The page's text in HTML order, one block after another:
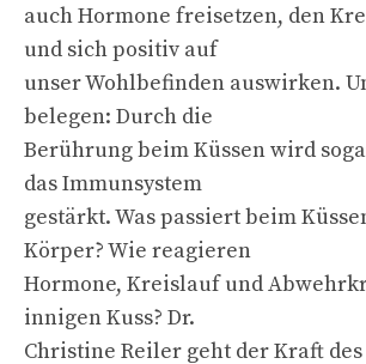
auch Hormone freisetzen, den
und sich positiv auf
unser Wohlbefinden auswirken.
belegen: Durch die
Berührung beim Küssen wird
das Immunsystem
gestärkt. Was passiert beim
Körper? Wie reagieren
Hormone, Kreislauf und
innigen Kuss? Dr.
Christine Reiler geht der Kraft